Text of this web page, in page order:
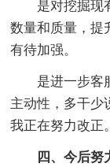
是对挖掘现有
数量和质量，提
有待加强。
是进一步客服
主动性，多干少
我正在努力改正。
四、今后努